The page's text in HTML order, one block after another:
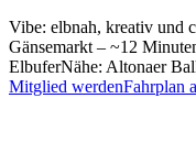
Vibe: elbnah, kreativ und
Gänsemarkt – ~12
ElbuferNähe: Altonaer
Mitglied werdenFahrplan